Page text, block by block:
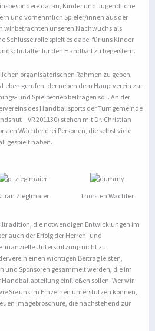
daran, Kinder und Jugendliche
und vornehmlich Spieler/innen aus der
wir betrachten unseren Nachwuchs als
Schlüsselrolle spielt es dabei für uns Kinder
für den Handball zu begeistern.
organisatorischen Rahmen zu geben,
gerufen, der neben dem Hauptverein zur
und Spielbetrieb beitragen soll. An der
des Handballsports der Turngemeinde
– VR 201130) stehen mit Dr. Christian
Wächter drei Personen, die selbst viele
gespielt haben.
Zieglmaier Thorsten Wächter
die notwendigen Entwicklungen im
auch der Erfolg der Herren- und
Unterstützung nicht zu
einen wichtigen Beitrag leisten,
und Sponsoren gesammelt werden, die im
Handballabteilung einfließen sollen. Wer wir
Sie uns im Einzelnen unterstützen können,
Imagebroschüre, die nachstehend zur